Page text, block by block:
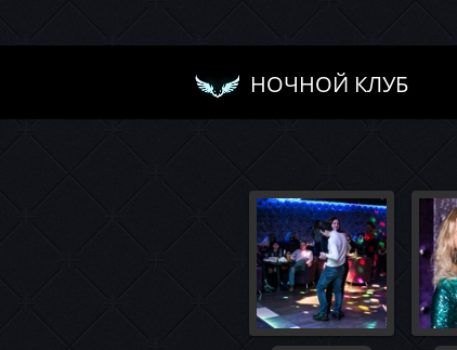
НОЧНОЙ КЛУБ